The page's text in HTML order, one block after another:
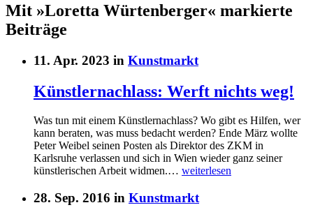
Mit »Loretta Würtenberger« markierte
Beiträge
11. Apr. 2023 in Kunstmarkt
Künstlernachlass: Werft nichts weg!
Was tun mit einem Künstlernachlass? Wo gibt es Hilfen, wer
kann beraten, was muss bedacht werden? Ende März wollte
Peter Weibel seinen Posten als Direktor des ZKM in
Karlsruhe verlassen und sich in Wien wieder ganz seiner
künstlerischen Arbeit widmen.… weiterlesen
28. Sep. 2016 in Kunstmarkt